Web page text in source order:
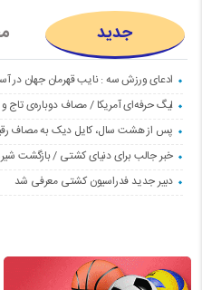
جدید
ادعای ورزش سه : نایب قهرمان جهان در
لیگ حرفه‌ای آمریکا / مصاف دوباره‌ی تاج و
پس از هشت سال، کایل دیک به مصاف
خبر جالب برای دنیای کشتی / بازگشت
دبیر جدید فدراسیون کشتی معرفی شد